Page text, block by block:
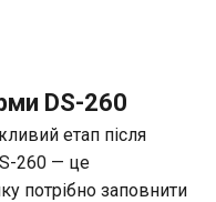
DS-260
етап після
260 — це
потрібно заповнити